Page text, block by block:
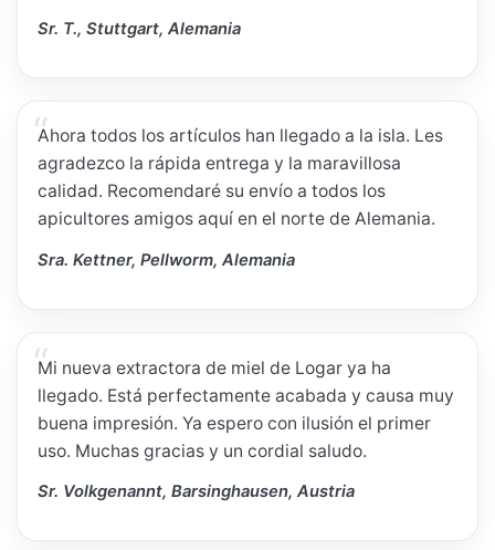
Sr. T., Stuttgart, Alemania
Ahora todos los artículos han llegado a la isla. Les
agradezco la rápida entrega y la maravillosa
calidad. Recomendaré su envío a todos los
apicultores amigos aquí en el norte de Alemania.
Sra. Kettner, Pellworm, Alemania
Mi nueva extractora de miel de Logar ya ha
llegado. Está perfectamente acabada y causa muy
buena impresión. Ya espero con ilusión el primer
uso. Muchas gracias y un cordial saludo.
Sr. Volkgenannt, Barsinghausen, Austria